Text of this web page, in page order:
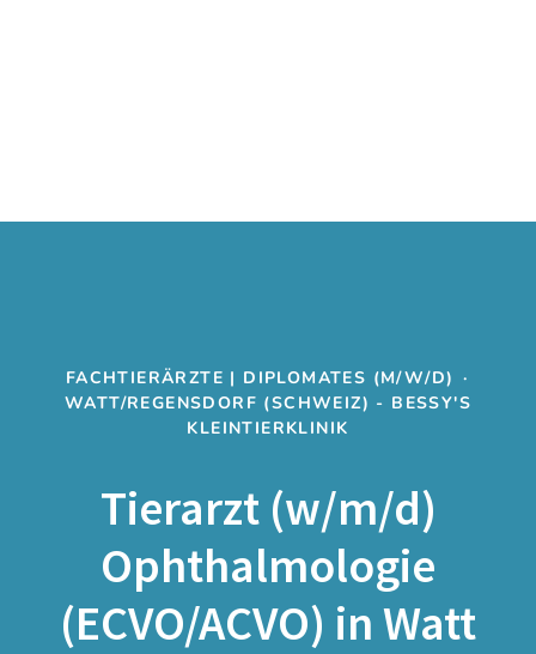
FACHTIERÄRZTE | DIPLOMATES (M/W/D) ·
WATT/REGENSDORF (SCHWEIZ) - BESSY'S
KLEINTIERKLINIK
Tierarzt (w/m/d)
Ophthalmologie
(ECVO/ACVO) in Watt